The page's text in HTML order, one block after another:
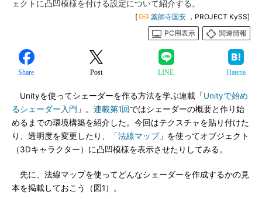
ェクトに凸凹模様を付ける設定について紹介する。
[ 薬師寺国安 ，PROJECT KySS]
PC用表示
関連情報
Share Post LINE Hatena
Unityを使ってシェーダーを作る方法を学ぶ連載「Unityで始め
るシェーダー入門 」。 連載第1回ではシェーダーの概要と作り始
めるまでの環境構築を紹介した。今回はテクスチャを貼り付けた
り、透明度を変更したり、「法線マップ」を使ってオブジェクト
（3Dキャラクター）に凸凹模様を表示させたりしてみる。
先に、法線マップを使ってどんなシェーダーを作成するかの見
本を掲載しておこう（図1）。